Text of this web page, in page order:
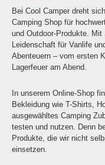
Bei Cool Camper dreht
Camping Shop für
und Outdoor-Produkte.
Leidenschaft für Vanlife
Abenteuern – vom ersten
Lagerfeuer am Abend.
In unserem Online-Shop
Bekleidung wie T-Shirts,
ausgewähltes Camping
testen und nutzen. Denn
Produkte, die wir nicht
einsetzen.